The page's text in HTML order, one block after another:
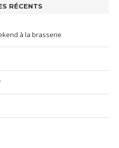
RÉCENTS
à la brasserie